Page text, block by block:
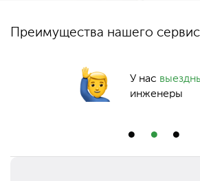
Преимущества нашего
У нас
инженеры